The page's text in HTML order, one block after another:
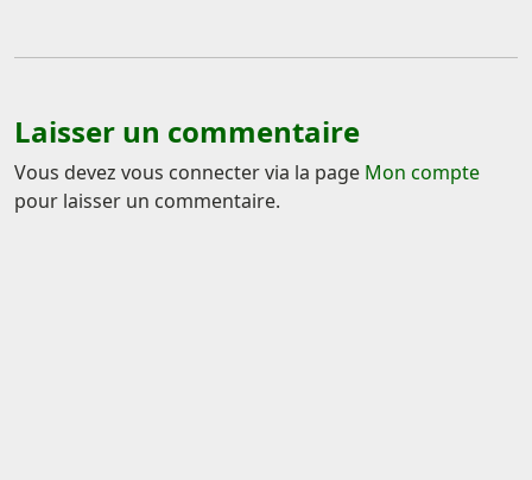
Laisser un commentaire
Vous devez vous connecter via la page Mon compte
pour laisser un commentaire.